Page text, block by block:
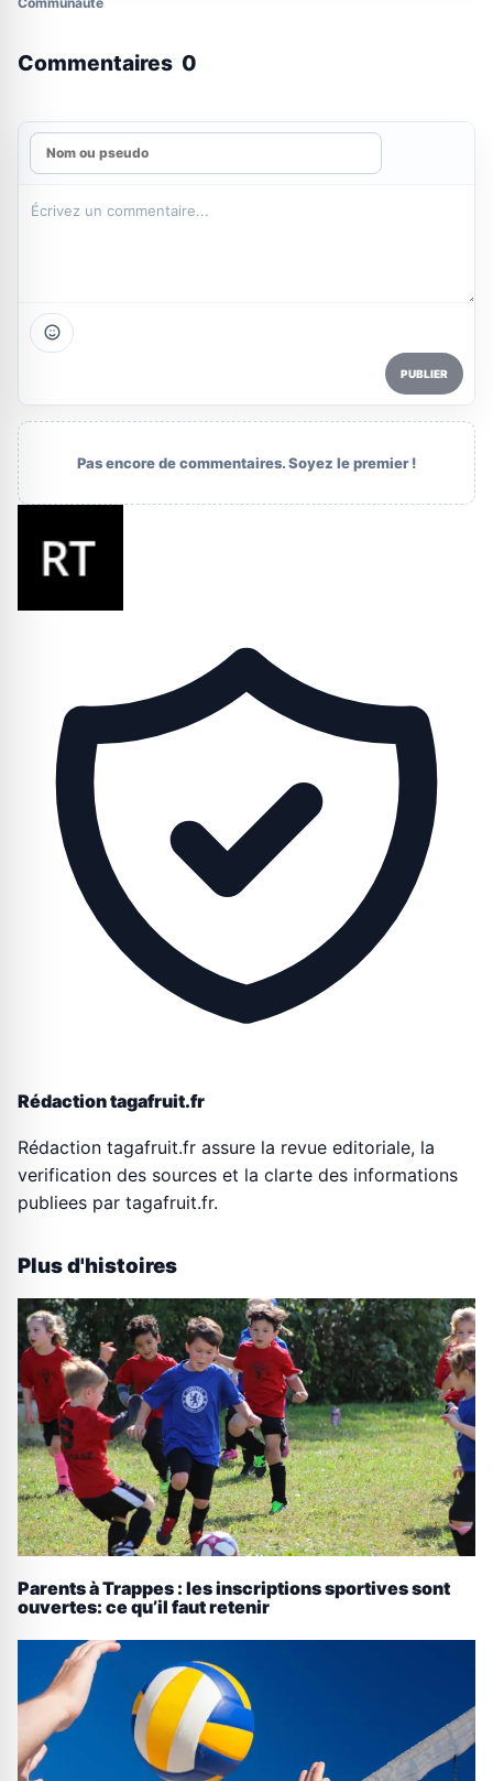
Commentaires 0
PUBLIER
Pas encore de commentaires. Soyez le premier !
Rédaction tagafruit.fr
Rédaction tagafruit.fr assure la revue editoriale, la
verification des sources et la clarte des informations
publiees par tagafruit.fr.
Plus d'histoires
Parents à Trappes : les inscriptions sportives sont
ouvertes: ce qu’il faut retenir